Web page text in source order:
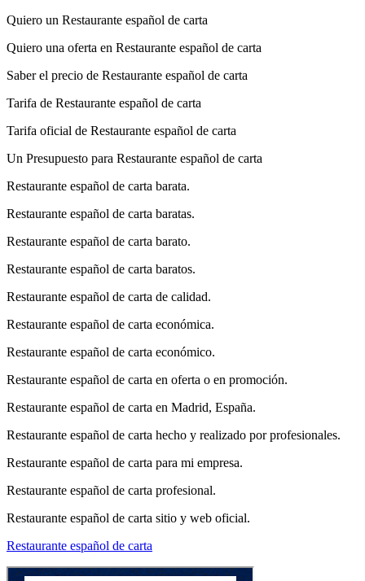
Quiero un Restaurante español de carta
Quiero una oferta en Restaurante español de carta
Saber el precio de Restaurante español de carta
Tarifa de Restaurante español de carta
Tarifa oficial de Restaurante español de carta
Un Presupuesto para Restaurante español de carta
Restaurante español de carta barata.
Restaurante español de carta baratas.
Restaurante español de carta barato.
Restaurante español de carta baratos.
Restaurante español de carta de calidad.
Restaurante español de carta económica.
Restaurante español de carta económico.
Restaurante español de carta en oferta o en promoción.
Restaurante español de carta en Madrid, España.
Restaurante español de carta hecho y realizado por profesionales.
Restaurante español de carta para mi empresa.
Restaurante español de carta profesional.
Restaurante español de carta sitio y web oficial.
Restaurante español de carta